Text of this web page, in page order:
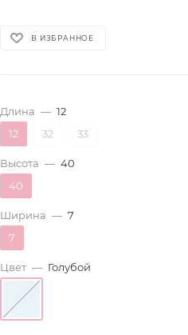
В ИЗБРАННОЕ
Длина — 12
12
32 33
Высота — 40
40
Ширина — 7
7
Цвет — Голубой